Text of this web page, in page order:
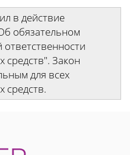
в действие
обязательном
средств". Закон
для всех
средств.